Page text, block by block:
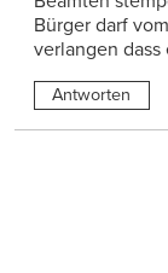
Bürger darf
verlangen dass
Antworten